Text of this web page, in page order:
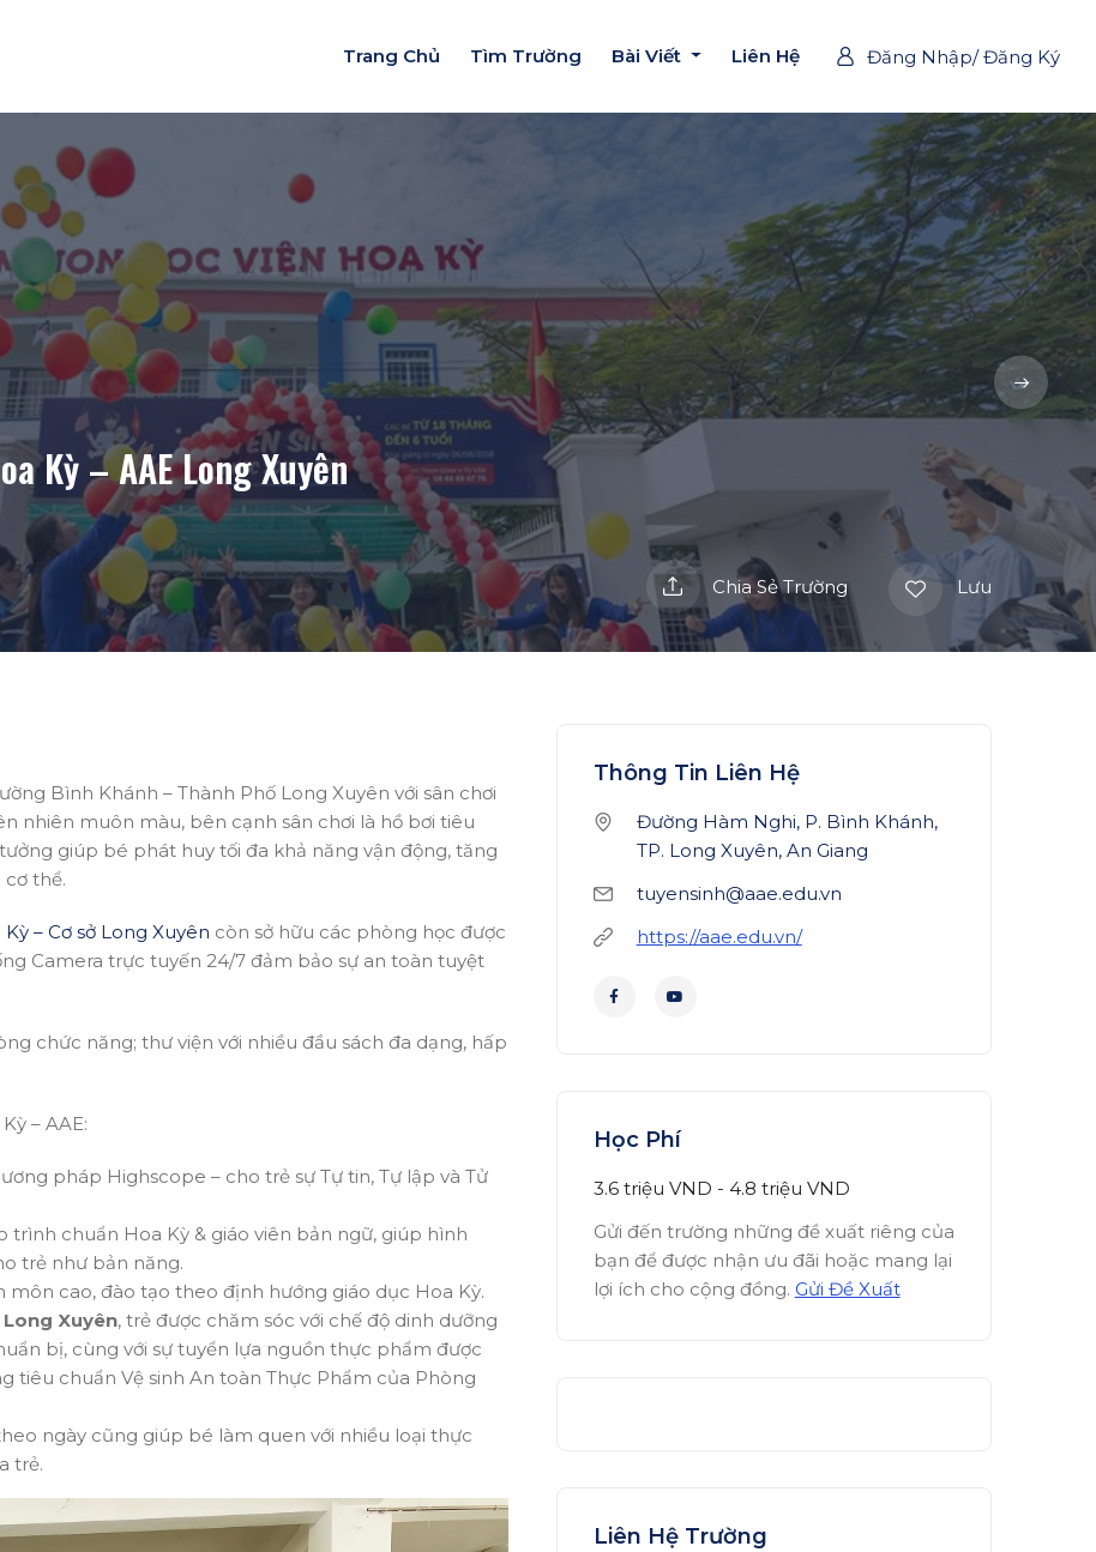
Trang Chủ Tìm Trường Bài Viết Liên Hệ Đăng Nhập/ Đăng Ký
Kỳ – AAE Long Xuyên
Chia Sẻ Trường Lưu
Bình Khánh – Thành Phố Long Xuyên với sân chơi
nhiên muôn màu, bên cạnh sân chơi là hồ bơi tiêu
giúp bé phát huy tối đa khả năng vận động, tăng
thể.
– Cơ sở Long Xuyên còn sở hữu các phòng học được
Camera trực tuyến 24/7 đảm bảo sự an toàn tuyệt
chức năng; thư viện với nhiều đầu sách đa dạng, hấp
– AAE:
pháp Highscope – cho trẻ sự Tự tin, Tự lập và Tử
trình chuẩn Hoa Kỳ & giáo viên bản ngữ, giúp hình
trẻ như bản năng.
môn cao, đào tạo theo định hướng giáo dục Hoa Kỳ.
Long Xuyên, trẻ được chăm sóc với chế độ dinh dưỡng
bị, cùng với sự tuyển lựa nguồn thực phẩm được
tiêu chuẩn Vệ sinh An toàn Thực Phẩm của Phòng
ngày cũng giúp bé làm quen với nhiều loại thực
trẻ.
Thông Tin Liên Hệ
Đường Hàm Nghi, P. Bình Khánh,
TP. Long Xuyên, An Giang
tuyensinh@aae.edu.vn
https://aae.edu.vn/
Học Phí
3.6 triệu VND - 4.8 triệu VND
Gửi đến trường những đề xuất riêng của
bạn để được nhận ưu đãi hoặc mang lại
lợi ích cho cộng đồng. Gửi Đề Xuất
Liên Hệ Trường